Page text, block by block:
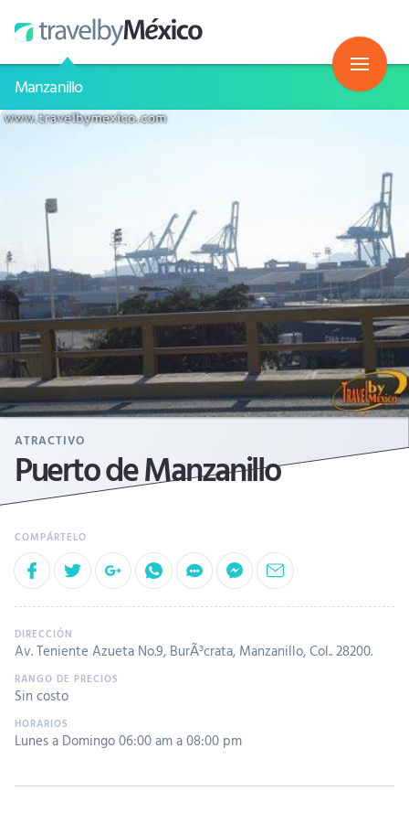
Manzanillo
ATRACTIVO
Puerto de Manzanillo
Av. Teniente Azueta No.9, BurÃ³crata, Manzanillo, Col.. 28200.
Sin costo
Lunes a Domingo 06:00 am a 08:00 pm